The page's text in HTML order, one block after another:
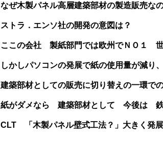
なぜ木製パネル高層建築部材の製造販売な
ストラ．エンソ社の開発の意図は？
ここの会社 製紙部門では欧州でＮＯ１
しかしパソコンの発展で紙の使用量が減り
建築部材としての販売に切り替えの一環で
紙がダメなら 建築部材として 今後は 鉄
CLT 「木製パネル壁式工法？」大きく発展